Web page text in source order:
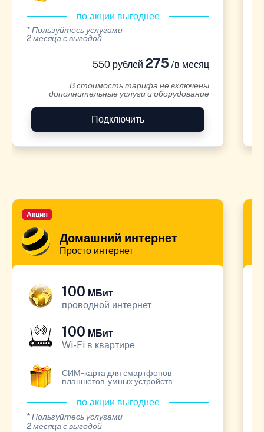
по акции выгоднее
* Пользуйтесь услугами
2 месяца с выгодой
550 рублей275 /в месяц
В стоимость тарифа не включены
дополнительные услуги и оборудование
Подключить
Домашний интернет
Просто интернет
Акция
100 МБит
проводной интернет
100 МБит
Wi-Fi в квартире
СИМ-карта для смартфонов
планшетов, умных устройств
по акции выгоднее
* Пользуйтесь услугами
2 месяца с выгодой